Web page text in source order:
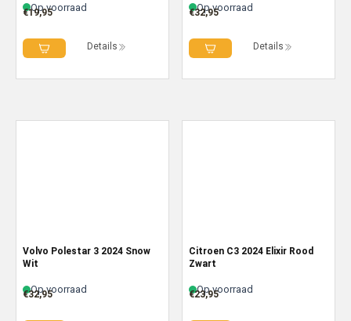
Op voorraad
€19,95
Details
Op voorraad
€32,95
Details
Volvo Polestar 3 2024 Snow
Wit
Op voorraad
€32,95
Citroen C3 2024 Elixir Rood
Zwart
Op voorraad
€23,95